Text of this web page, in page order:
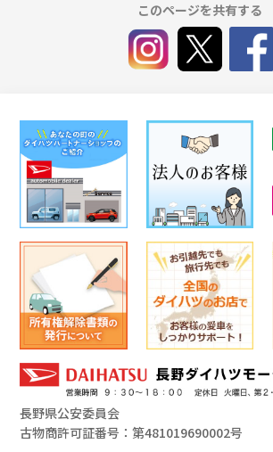
このページを共有する
長野県公安委員会
古物商許可証番号：第481019690002号